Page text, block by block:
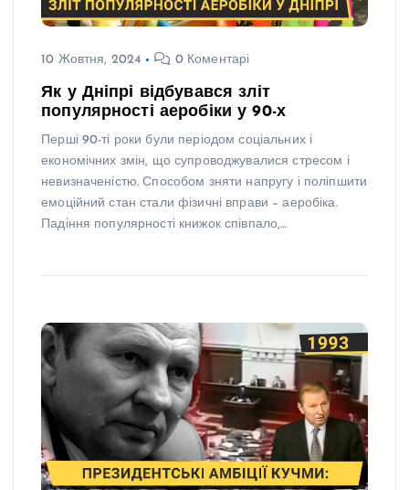
10 Жовтня, 2024 0 Коментарі
Як у Дніпрі відбувався зліт
популярності аеробіки у 90-х
Перші 90-ті роки були періодом соціальних і
економічних змін, що супроводжувалися стресом і
невизначеністю. Способом зняти напругу і поліпшити
емоційний стан стали фізичні вправи – аеробіка.
Падіння популярності книжок співпало,…